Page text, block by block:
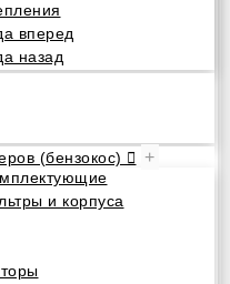
вперед
назад
(бензокос)
+
и корпуса